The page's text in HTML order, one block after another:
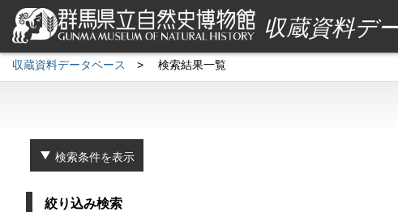
収蔵資料デ
収蔵資料データベース > 検索結果一覧
検索条件を表示
絞り込み検索